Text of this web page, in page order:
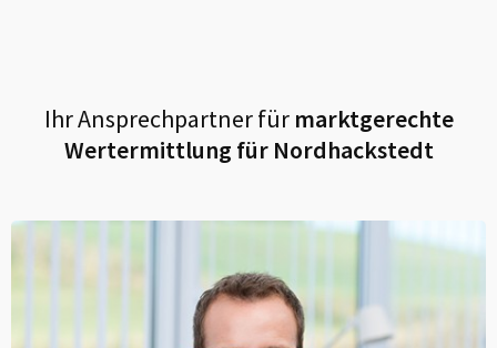
Ihr Ansprechpartner fürmarktgerechte
Wertermittlung für Nordhackstedt